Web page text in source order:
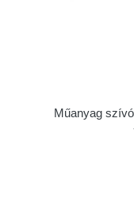
Műanyag